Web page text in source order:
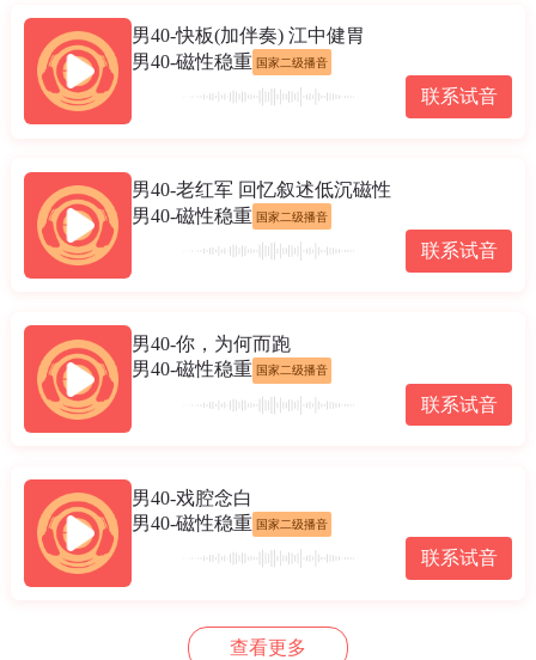
男40-快板(加伴奏) 江中健胃
男40-磁性稳重 国家二级播音
联系试音
男40-老红军 回忆叙述低沉磁性
男40-磁性稳重 国家二级播音
联系试音
男40-你，为何而跑
男40-磁性稳重 国家二级播音
联系试音
男40-戏腔念白
男40-磁性稳重 国家二级播音
联系试音
查看更多